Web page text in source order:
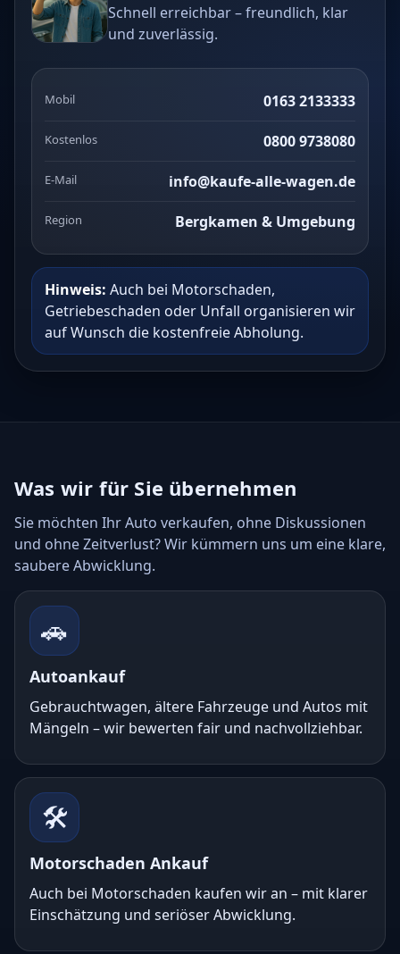
Schnell erreichbar – freundlich, klar
und zuverlässig.
Mobil 0163 2133333
Kostenlos 0800 9738080
E-Mail info@kaufe-alle-wagen.de
Region Bergkamen & Umgebung
Hinweis: Auch bei Motorschaden,
Getriebeschaden oder Unfall organisieren wir
auf Wunsch die kostenfreie Abholung.
Was wir für Sie übernehmen
Sie möchten Ihr Auto verkaufen, ohne Diskussionen
und ohne Zeitverlust? Wir kümmern uns um eine klare,
saubere Abwicklung.
🚗
Autoankauf
Gebrauchtwagen, ältere Fahrzeuge und Autos mit
Mängeln – wir bewerten fair und nachvollziehbar.
🛠️
Motorschaden Ankauf
Auch bei Motorschaden kaufen wir an – mit klarer
Einschätzung und seriöser Abwicklung.